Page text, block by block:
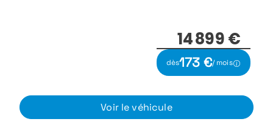
14 899 €
dès173 €/ mois
Voir le véhicule